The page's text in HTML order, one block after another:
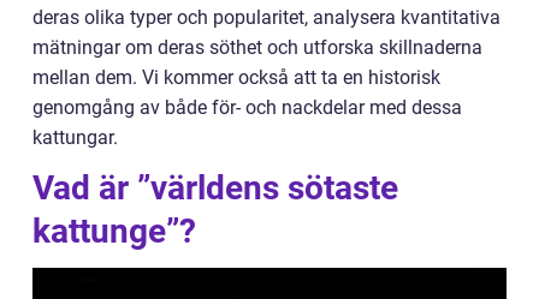
deras olika typer och popularitet, analysera kvantitativa
mätningar om deras söthet och utforska skillnaderna
mellan dem. Vi kommer också att ta en historisk
genomgång av både för- och nackdelar med dessa
kattungar.
Vad är ”världens sötaste
kattunge”?